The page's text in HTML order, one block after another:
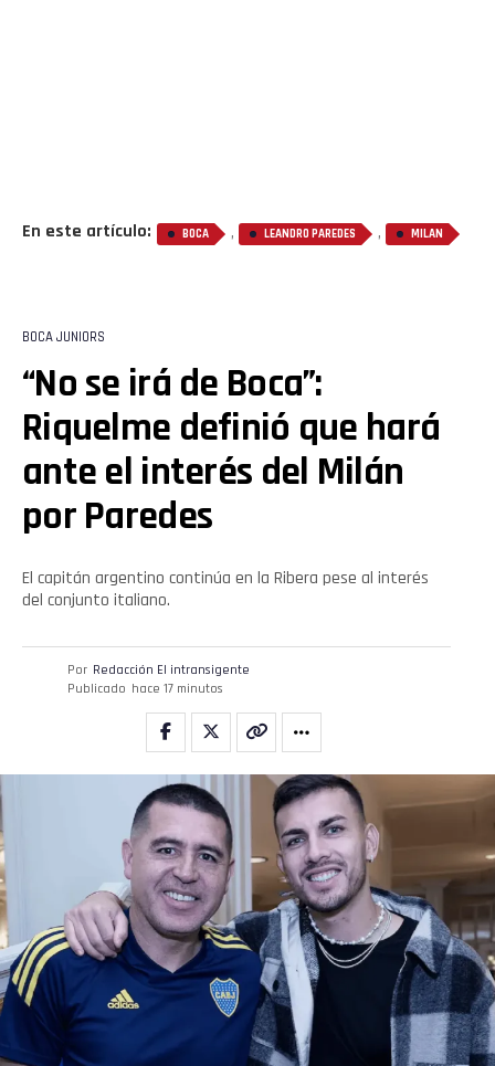
En este artículo: BOCA , LEANDRO PAREDES , MILAN
BOCA JUNIORS
“No se irá de Boca”:
Riquelme definió que hará
ante el interés del Milán
por Paredes
El capitán argentino continúa en la Ribera pese al interés
del conjunto italiano.
Por Redacción El intransigente
Publicado hace 17 minutos